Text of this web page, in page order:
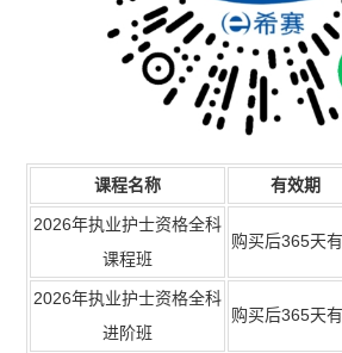
课程名称 有效期
2026年执业护士资格全科
课程班
购买后365天
2026年执业护士资格全科
进阶班
购买后365天